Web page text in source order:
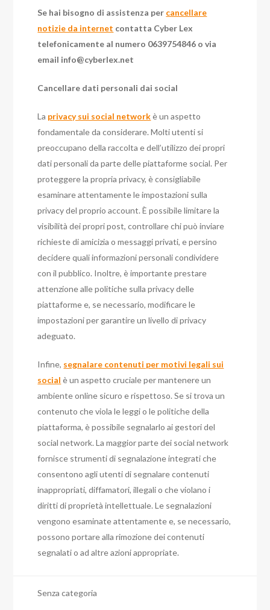
Se hai bisogno di assistenza per cancellare
notizie da internet contatta Cyber Lex
telefonicamente al numero 0639754846 o via
email info@cyberlex.net
Cancellare dati personali dai social
La privacy sui social networkè un aspetto
fondamentale da considerare. Molti utenti si
preoccupano della raccolta e dell’utilizzo dei propri
dati personali da parte delle piattaforme social. Per
proteggere la propria privacy, è consigliabile
esaminare attentamente le impostazioni sulla
privacy del proprio account. È possibile limitare la
visibilità dei propri post, controllare chi può inviare
richieste di amicizia o messaggi privati, e persino
decidere quali informazioni personali condividere
con il pubblico. Inoltre, è importante prestare
attenzione alle politiche sulla privacy delle
piattaforme e, se necessario, modificare le
impostazioni per garantire un livello di privacy
adeguato.
Infine, segnalare contenuti per motivi legali sui
social è un aspetto cruciale per mantenere un
ambiente online sicuro e rispettoso. Se si trova un
contenuto che viola le leggi o le politiche della
piattaforma, è possibile segnalarlo ai gestori del
social network. La maggior parte dei social network
fornisce strumenti di segnalazione integrati che
consentono agli utenti di segnalare contenuti
inappropriati, diffamatori, illegali o che violano i
diritti di proprietà intellettuale. Le segnalazioni
vengono esaminate attentamente e, se necessario,
possono portare alla rimozione dei contenuti
segnalati o ad altre azioni appropriate.
Senza categoria